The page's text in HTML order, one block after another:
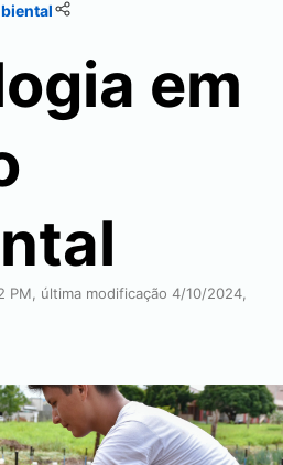
em
PM, última modificação 4/10/2024,